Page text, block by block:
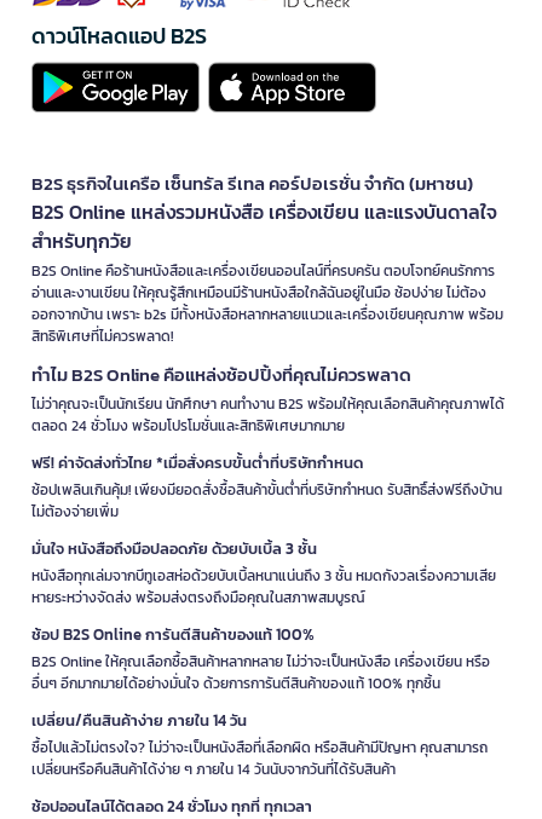
ดาวน์โหลดแอป B2S
B2S ธุรกิจในเครือ เซ็นทรัล รีเทล คอร์ปอเรชั่น จำกัด (มหาชน)
B2S Online แหล่งรวมหนังสือ เครื่องเขียน และแรงบันดาลใจ
สำหรับทุกวัย
B2S Online คือร้านหนังสือและเครื่องเขียนออนไลน์ที่ครบครัน ตอบโจทย์คนรักการ
อ่านและงานเขียน ให้คุณรู้สึกเหมือนมีร้านหนังสือใกล้ฉันอยู่ในมือ ช้อปง่าย ไม่ต้อง
ออกจากบ้าน เพราะ b2s มีทั้งหนังสือหลากหลายแนวและเครื่องเขียนคุณภาพ พร้อม
สิทธิพิเศษที่ไม่ควรพลาด!
ทำไม B2S Online คือแหล่งช้อปปิ้งที่คุณไม่ควรพลาด
ไม่ว่าคุณจะเป็นนักเรียน นักศึกษา คนทำงาน B2S พร้อมให้คุณเลือกสินค้าคุณภาพได้
ตลอด 24 ชั่วโมง พร้อมโปรโมชั่นและสิทธิพิเศษมากมาย
ฟรี! ค่าจัดส่งทั่วไทย *เมื่อสั่งครบขั้นต่ำที่บริษัทกำหนด
ช้อปเพลินเกินคุ้ม! เพียงมียอดสั่งซื้อสินค้าขั้นต่ำที่บริษัทกำหนด รับสิทธิ์ส่งฟรีถึงบ้าน
ไม่ต้องจ่ายเพิ่ม
มั่นใจ หนังสือถึงมือปลอดภัย ด้วยบับเบิ้ล 3 ชั้น
หนังสือทุกเล่มจากบีทูเอสห่อด้วยบับเบิ้ลหนาแน่นถึง 3 ชั้น หมดกังวลเรื่องความเสีย
หายระหว่างจัดส่ง พร้อมส่งตรงถึงมือคุณในสภาพสมบูรณ์
ช้อป B2S Online การันตีสินค้าของแท้ 100%
B2S Online ให้คุณเลือกซื้อสินค้าหลากหลาย ไม่ว่าจะเป็นหนังสือ เครื่องเขียน หรือ
อื่นๆ อีกมากมายได้อย่างมั่นใจ ด้วยการการันตีสินค้าของแท้ 100% ทุกชิ้น
เปลี่ยน/คืนสินค้าง่าย ภายใน 14 วัน
ซื้อไปแล้วไม่ตรงใจ? ไม่ว่าจะเป็นหนังสือที่เลือกผิด หรือสินค้ามีปัญหา คุณสามารถ
เปลี่ยนหรือคืนสินค้าได้ง่าย ๆ ภายใน 14 วันนับจากวันที่ได้รับสินค้า
ช้อปออนไลน์ได้ตลอด 24 ชั่วโมง ทุกที่ ทุกเวลา